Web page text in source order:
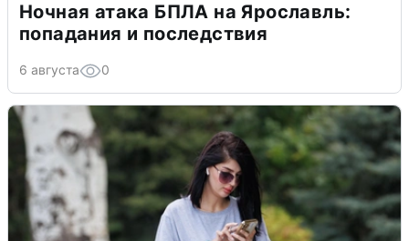
Ночная атака БПЛА на Ярославль:
попадания и последствия
6 августа 0